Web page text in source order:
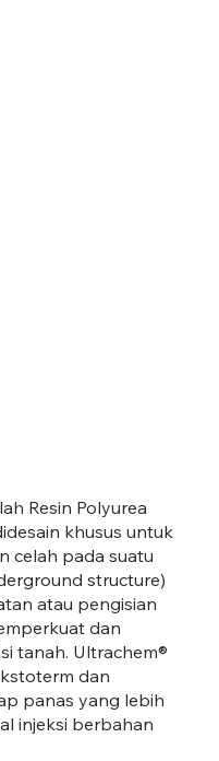
Resin Polyurea
khusus untuk
celah pada suatu
structure)
atau pengisian
dan
tanah. Ultrachem®
dan
panas yang lebih
injeksi berbahan